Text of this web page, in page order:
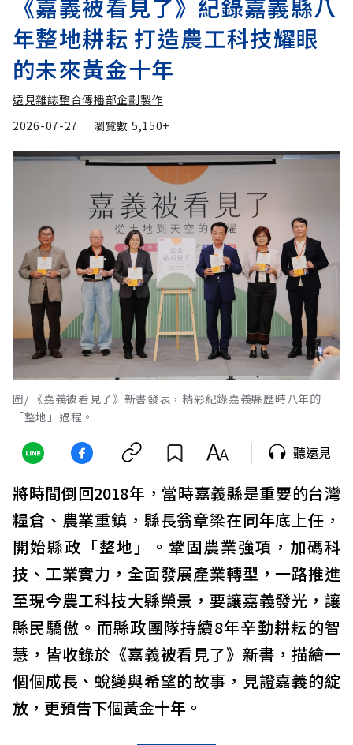
《嘉義被看見了》紀錄嘉義縣八
年整地耕耘 打造農工科技耀眼
的未來黃金十年
遠見雜誌整合傳播部企劃製作
2026-07-27
瀏覽數 5,150+
圖/ 《嘉義被看見了》新書發表，精彩紀錄嘉義縣歷時八年的
「整地」過程。
聽遠見
將時間倒回2018年，當時嘉義縣是重要的台灣
糧倉、農業重鎮，縣長翁章梁在同年底上任，
開始縣政「整地」。鞏固農業強項，加碼科
技、工業實力，全面發展產業轉型，一路推進
至現今農工科技大縣榮景，要讓嘉義發光，讓
縣民驕傲。而縣政團隊持續8年辛勤耕耘的智
慧，皆收錄於《嘉義被看見了》新書，描繪一
個個成長、蛻變與希望的故事，見證嘉義的綻
放，更預告下個黃金十年。